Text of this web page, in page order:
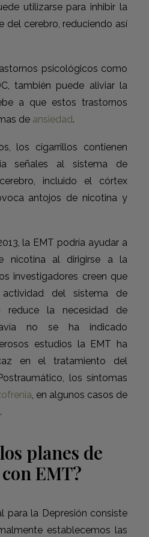
utilizarse para inhibir la
del cerebro, reduciendo así
psicológicos como
también puede aliviar la
a que estos trastornos
de ansiedad.
los cigarrillos contienen
señales al sistema de
incluido el córtex
antojos de nicotina y
la EMT podría ayudar a
nicotina al dirigirse a la
investigadores creen que
del sistema de
reduce la necesidad de
no se ha indicado
estudios la EMT ha
en el tratamiento del
los síntomas
, en algunos casos de
.
planes de
EMT?
para la Depresión consiste
establecemos las